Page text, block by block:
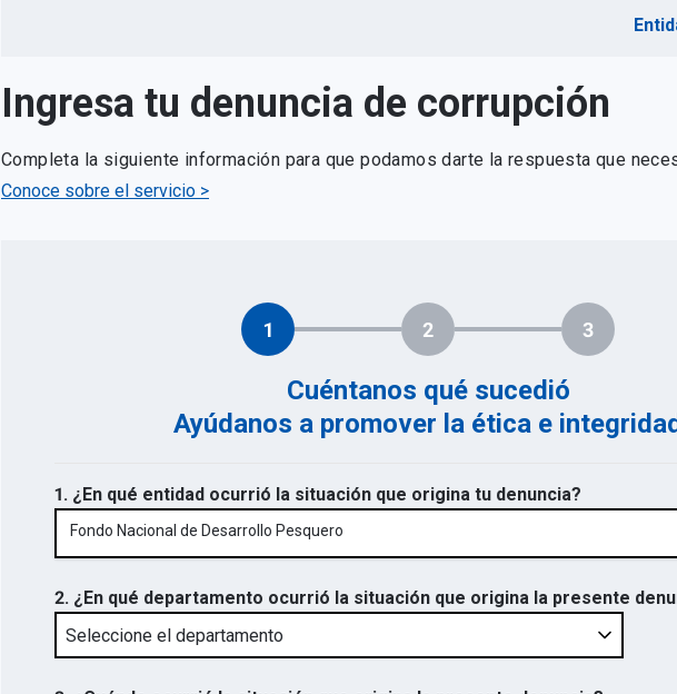
Ingresa tu denuncia de corrupción
Completa la siguiente información para que podamos darte la respuesta que
Conoce sobre el servicio >
1 2 3
Cuéntanos qué sucedió
Ayúdanos a promover la ética e integridad
1. ¿En qué entidad ocurrió la situación que origina tu denuncia?
Fondo Nacional de Desarrollo Pesquero
2. ¿En qué departamento ocurrió la situación que origina la presente